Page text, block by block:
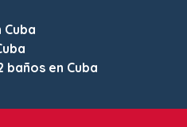
Cuba
baños en Cuba